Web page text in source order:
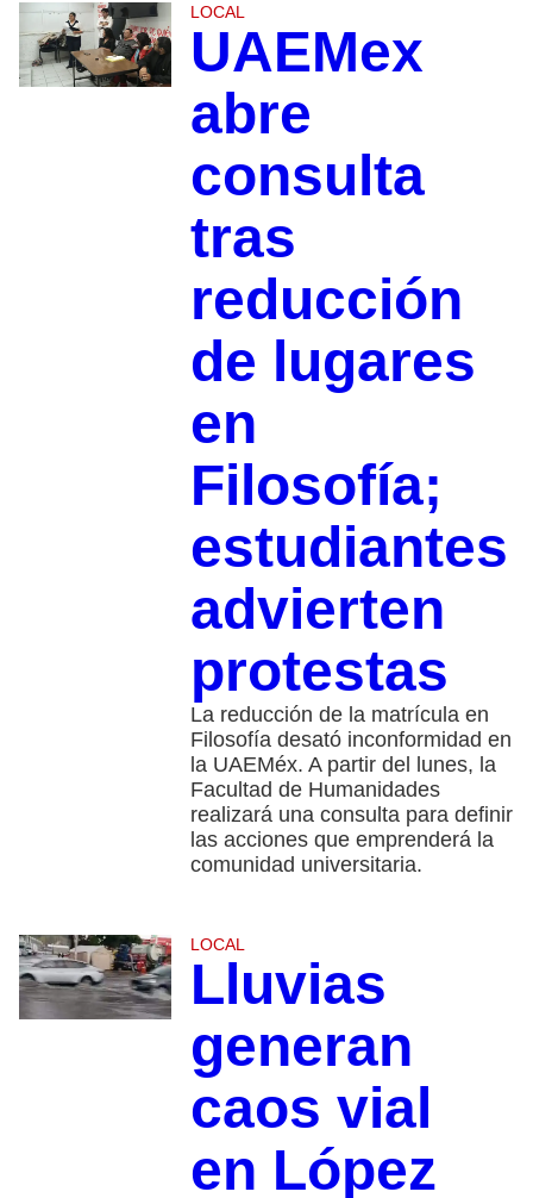
LOCAL
UAEMex
abre
consulta
tras
reducción
de lugares
en
Filosofía;
estudiantes
advierten
protestas
La reducción de la matrícula en
Filosofía desató inconformidad en
la UAEMéx. A partir del lunes, la
Facultad de Humanidades
realizará una consulta para definir
las acciones que emprenderá la
comunidad universitaria.
LOCAL
Lluvias
generan
caos vial
en López